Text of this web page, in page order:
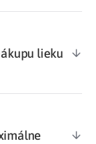
lieku